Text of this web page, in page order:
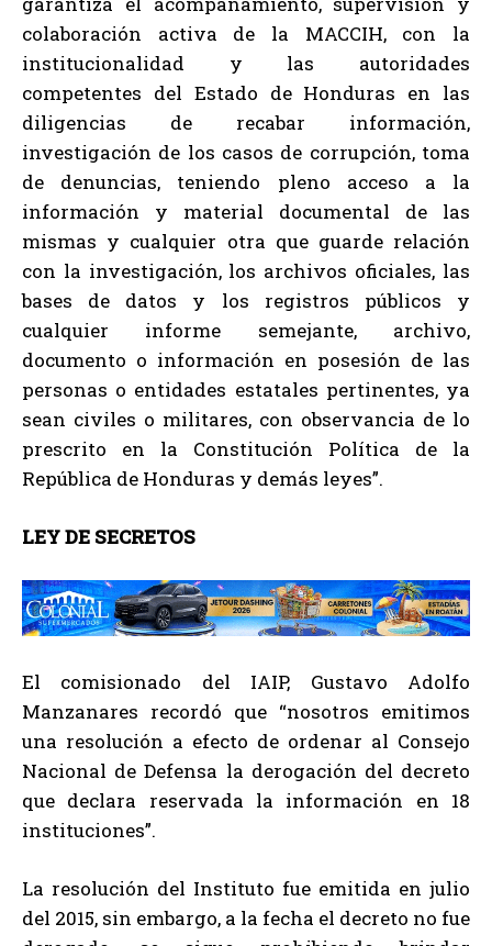
colaboración activa de la MACCIH, con la
institucionalidad y las autoridades
competentes del Estado de Honduras en las
diligencias de recabar información,
investigación de los casos de corrupción, toma
de denuncias, teniendo pleno acceso a la
información y material documental de las
mismas y cualquier otra que guarde relación
con la investigación, los archivos oficiales, las
bases de datos y los registros públicos y
cualquier informe semejante, archivo,
documento o información en posesión de las
personas o entidades estatales pertinentes, ya
sean civiles o militares, con observancia de lo
prescrito en la Constitución Política de la
República de Honduras y demás leyes”.
LEY DE SECRETOS
El comisionado del IAIP, Gustavo Adolfo
Manzanares recordó que “nosotros emitimos
una resolución a efecto de ordenar al Consejo
Nacional de Defensa la derogación del decreto
que declara reservada la información en 18
instituciones”.
La resolución del Instituto fue emitida en julio
del 2015, sin embargo, a la fecha el decreto no fue